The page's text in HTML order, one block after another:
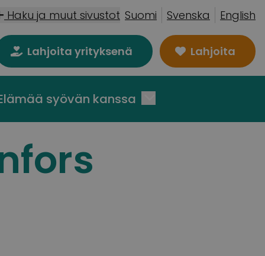
Haku ja muut sivustot Suomi Svenska English
Lahjoita yrityksenä Lahjoita
syövän kanssa